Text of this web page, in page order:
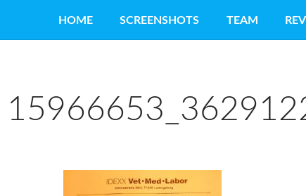
HOME SCREENSHOTS TEAM